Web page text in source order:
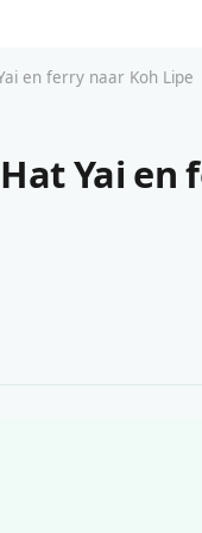
en ferry naar Koh Lipe
Yai en